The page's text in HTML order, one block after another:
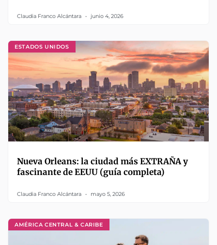
Claudia Franco Alcántara junio 4, 2026
ESTADOS UNIDOS
Nueva Orleans: la ciudad más EXTRAÑA y
fascinante de EEUU (guía completa)
Claudia Franco Alcántara mayo 5, 2026
AMÉRICA CENTRAL & CARIBE